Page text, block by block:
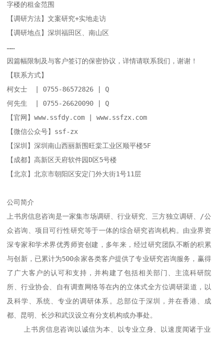
字楼的租金范围
【调研方法】文案研究+实地走访
【调研地点】深圳福田区、南山区
……
因篇幅限制及与客户签订的保密协议，详情请联系我们，谢谢！
【联系方式】
柯女士  | 0755-86572826 | Q
何先生  | 0755-26620090 | Q
【官网】www.ssfdy.com | www.ssfzx.com
【微信公众号】ssf-zx
【深圳】深圳南山西丽新围旺棠工业区顺平楼5F
【成都】高新区天府软件园D区5号楼
【北京】北京市朝阳区安定门外大街1号11层
公司简介
上书房信息咨询是一家集市场调研、行业研究、三方独立调研、/公
众咨询、项目可行性研究等于一体的综合研究咨询机构。由业界资
深专家和学术界优秀师资创建，多年来，经过研究团队不断的积累
与创新，已累计为500余家各类客户提供了专业研究咨询服务，赢得
了广大客户的认可和支持，并构建了包括相关部门、主流科研院
所、行业协会、自有调查网络等在内的立体式全方位调研渠道，以
及科学、系统、专业的调研体系。总部位于深圳，并在香港、成
都、昆明、长沙和武汉设立有分支机构或办事处。
    上书房信息咨询以诚信为本、以专业立身、以速度闻诸于业